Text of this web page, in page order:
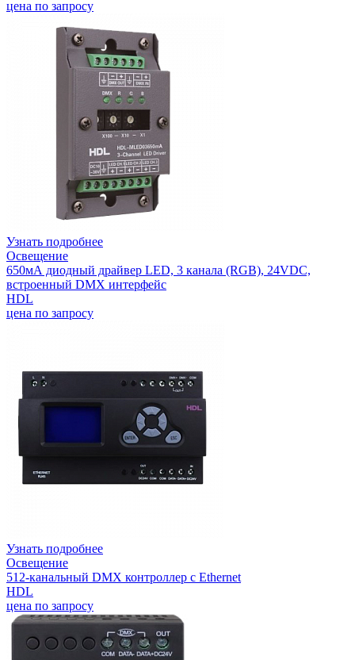
цена по запросу
Узнать подробнее
Освещение
650мА диодный драйвер LED, 3 канала (RGB), 24VDC,
встроенный DMX интерфейс
HDL
цена по запросу
Узнать подробнее
Освещение
512-канальный DMX контроллер с Ethernet
HDL
цена по запросу